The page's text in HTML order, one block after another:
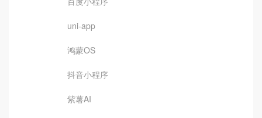
uni-app
鸿蒙OS
抖音小程序
紫薯AI